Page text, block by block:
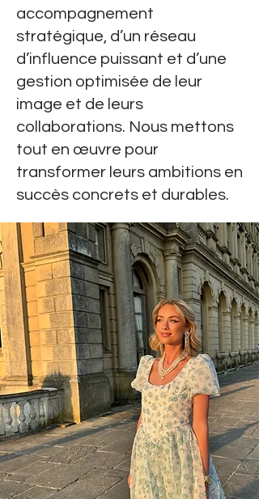
accompagnement
stratégique, d’un réseau
d’influence puissant et d’une
gestion optimisée de leur
image et de leurs
collaborations. Nous mettons
tout en œuvre pour
transformer leurs ambitions en
succès concrets et durables.